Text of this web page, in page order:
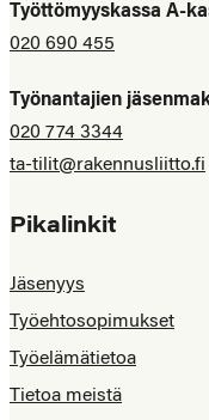
Työttömyyskassa A-
020 690 455
Työnantajien
020 774 3344
ta-tilit@rakennusliitto.fi
Pikalinkit
Jäsenyys
Työehtosopimukset
Työelämätietoa
Tietoa meistä